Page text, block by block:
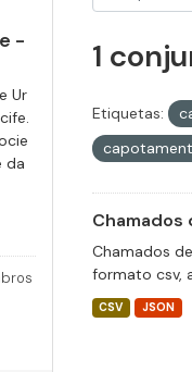
-
Ur
da
1
Etiquetas:
Chamados
formato csv,
CSV JSON